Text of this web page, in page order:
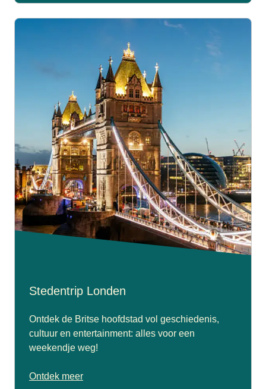
Stedentrip Londen
Ontdek de Britse hoofdstad vol geschiedenis,
cultuur en entertainment: alles voor een
weekendje weg!
Ontdek meer